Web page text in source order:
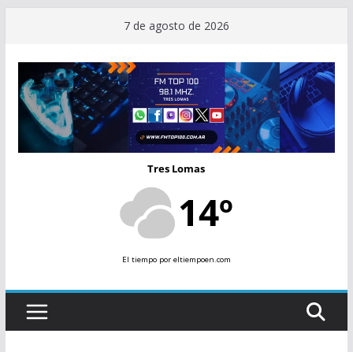
contenido
7 de agosto de 2026
Tres Lomas
14º
El tiempopor eltiempoen.com